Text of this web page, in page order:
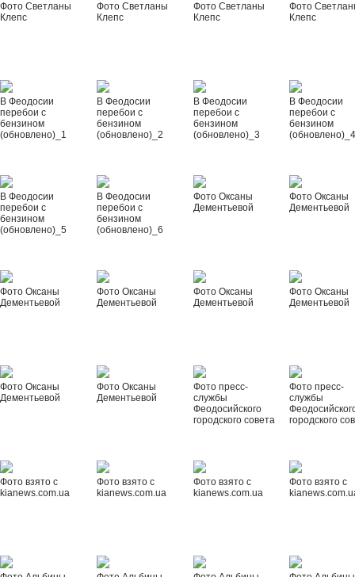
Фото Светланы
Клепс
Фото Светланы
Клепс
Фото Светланы
Клепс
Фото
Клепс
В Феодосии
перебои с
бензином
(обновлено)_1
В Феодосии
перебои с
бензином
(обновлено)_2
В Феодосии
перебои с
бензином
(обновлено)_3
В Феодосии
перебои с
бензином
В Феодосии
перебои с
бензином
(обновлено)_5
В Феодосии
перебои с
бензином
(обновлено)_6
Фото Оксаны
Дементьевой
Фото Оксаны
Дементьевой
Фото Оксаны
Дементьевой
Фото Оксаны
Дементьевой
Фото Оксаны
Дементьевой
Фото Оксаны
Дементьевой
Фото Оксаны
Дементьевой
Фото Оксаны
Дементьевой
Фото пресс-
службы
Феодосийского
городского совета
Фото пресс-
службы
городского
Фото взято с
kianews.com.ua
Фото взято с
kianews.com.ua
Фото взято с
kianews.com.ua
Фото взято с